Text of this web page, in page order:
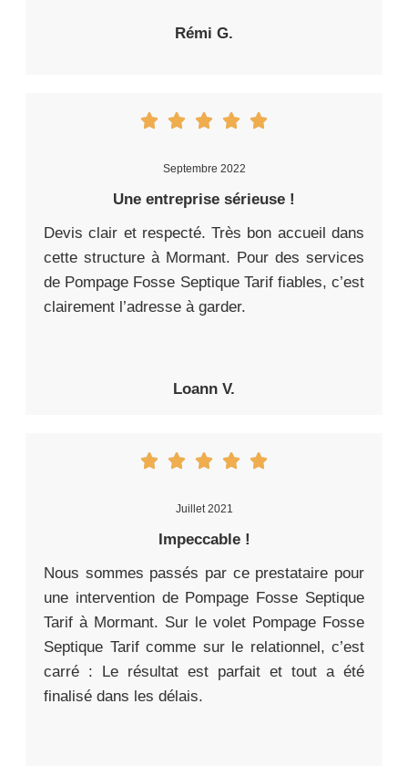
Rémi G.
Septembre 2022
Une entreprise sérieuse !
Devis clair et respecté. Très bon accueil dans
cette structure à Mormant. Pour des services
de Pompage Fosse Septique Tarif fiables, c’est
clairement l’adresse à garder.
Loann V.
Juillet 2021
Impeccable !
Nous sommes passés par ce prestataire pour
une intervention de Pompage Fosse Septique
Tarif à Mormant. Sur le volet Pompage Fosse
Septique Tarif comme sur le relationnel, c’est
carré : Le résultat est parfait et tout a été
finalisé dans les délais.